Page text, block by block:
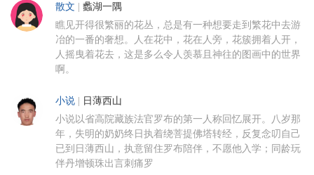
散文 蠡湖一隅
瞧见开得很繁丽的花丛，总是有一种想要走到繁花中去游
冶的一番的奢想。人在花中，花在人旁，花簇拥着人开，
人摇曳着花去，这是多么令人羡慕且神往的图画中的世界
啊。
小说 日薄西山
小说以省高院藏族法官罗布的第一人称回忆展开。八岁那
年，失明的奶奶终日执着绕菩提佛塔转经，反复念叨自己
已到日薄西山，执意留住罗布陪伴，不愿他入学；同龄玩
伴丹增顿珠出言刺痛罗